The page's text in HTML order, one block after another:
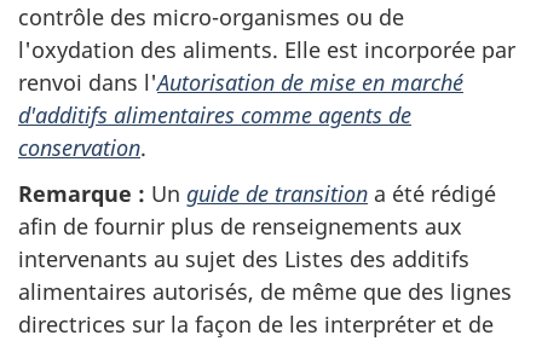
contrôle des micro-organismes ou de
l'oxydation des aliments. Elle est incorporée par
renvoi dans l'Autorisation de mise en marché
d'additifs alimentaires comme agents de
conservation.
Remarque : Un guide de transition a été rédigé
afin de fournir plus de renseignements aux
intervenants au sujet des Listes des additifs
alimentaires autorisés, de même que des lignes
directrices sur la façon de les interpréter et de